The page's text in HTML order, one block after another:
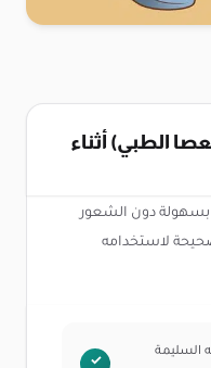
الطبي) أثناء
دون الشعور
لاستخدامه
السليمة